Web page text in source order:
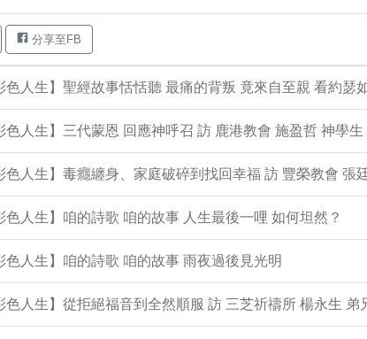
分享至FB
色人生】聖經故事恬恬聽 最痛的背叛 竟來自至親 看約瑟
色人生】三代蒙恩 回應神呼召 訪 鹿港教會 施盈哲 神學生
色人生】毒癮纏身、家庭破碎到找回幸福 訪 豐榮教會 張
色人生】咱的詩歌 咱的故事 人生最後一哩 如何坦然？
色人生】咱的詩歌 咱的故事 雨夜過後見光明
色人生】從拒絕福音到全然順服 訪 三芝祈禱所 楊永生 弟